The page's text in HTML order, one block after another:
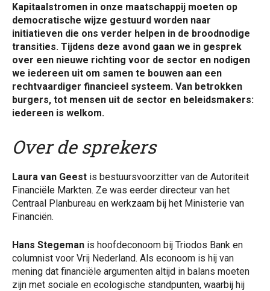
Kapitaalstromen in onze maatschappij moeten op
democratische wijze gestuurd worden naar
initiatieven die ons verder helpen in de broodnodige
transities. Tijdens deze avond gaan we in gesprek
over een nieuwe richting voor de sector en nodigen
we iedereen uit om samen te bouwen aan een
rechtvaardiger financieel systeem. Van betrokken
burgers, tot mensen uit de sector en beleidsmakers:
iedereen is welkom.
Over de sprekers
Laura van Geest is bestuursvoorzitter van de Autoriteit
Financiële Markten. Ze was eerder directeur van het
Centraal Planbureau en werkzaam bij het Ministerie van
Financiën.
Hans Stegeman is hoofdeconoom bij Triodos Bank en
columnist voor Vrij Nederland. Als econoom is hij van
mening dat financiële argumenten altijd in balans moeten
zijn met sociale en ecologische standpunten, waarbij hij